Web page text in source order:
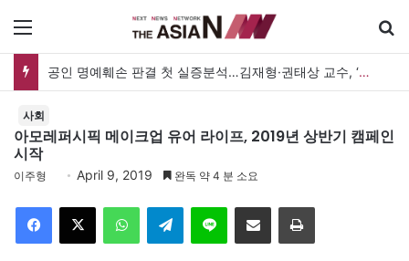
공인 명예훼손 판결 첫 실증분석…김재형·권태상 교수, ‘공인 보도준칙’ 제안도
사회
아모레퍼시픽 메이크업 유어 라이프, 2019년 상반기 캠페인
시작
이주형 April 9, 2019 완독 약 4 분 소요
Telegram 이메일